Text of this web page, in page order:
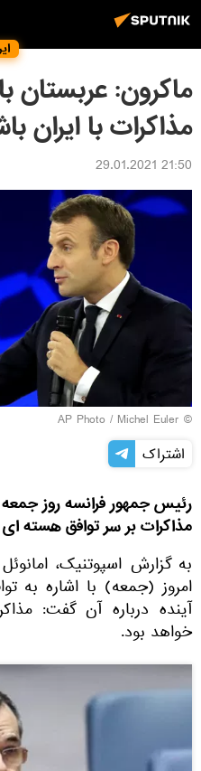
ماکرون: عربستان
مذاکرات با ایران
21:50 29.01.2021
© AP Photo / Michel Euler
اشتراک
رئیس‌ جمهور فرانسه روز
مذاکرات بر سر توافق هسته ‌ای
به گزارش اسپوتنیک،
امروز (جمعه) با اشاره به
آینده درباره آن گفت:
خواهد بود.